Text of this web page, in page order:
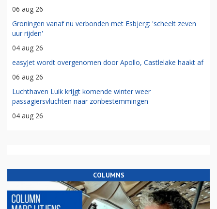
06 aug 26
Groningen vanaf nu verbonden met Esbjerg: 'scheelt zeven
uur rijden'
04 aug 26
easyJet wordt overgenomen door Apollo, Castlelake haakt af
06 aug 26
Luchthaven Luik krijgt komende winter weer
passagiersvluchten naar zonbestemmingen
04 aug 26
COLUMNS